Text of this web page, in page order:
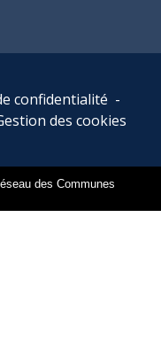
confidentialité -
des cookies
des Communes